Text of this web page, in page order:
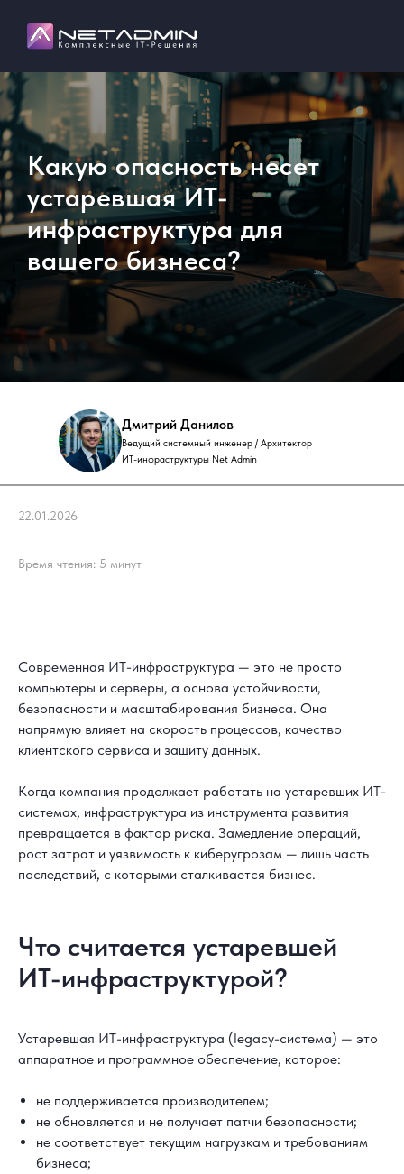
Какую опасность несет
устаревшая ИТ-
инфраструктура для
вашего бизнеса?
Дмитрий Данилов
Ведущий системный инженер / Архитектор
ИТ-инфраструктуры Net Admin
22.01.2026
Время чтения: 5 минут
Современная ИТ-инфраструктура — это не просто
компьютеры и серверы, а основа устойчивости,
безопасности и масштабирования бизнеса. Она
напрямую влияет на скорость процессов, качество
клиентского сервиса и защиту данных.
Когда компания продолжает работать на устаревших ИТ-
системах, инфраструктура из инструмента развития
превращается в фактор риска. Замедление операций,
рост затрат и уязвимость к киберугрозам — лишь часть
последствий, с которыми сталкивается бизнес.
Что считается устаревшей
ИТ-инфраструктурой?
Устаревшая ИТ-инфраструктура (legacy-система) — это
аппаратное и программное обеспечение, которое:
не поддерживается производителем;
не обновляется и не получает патчи безопасности;
не соответствует текущим нагрузкам и требованиям
бизнеса;